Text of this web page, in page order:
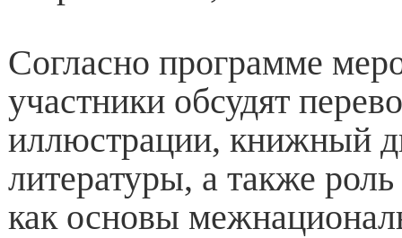
Согласно программе
участники обсудят
иллюстрации, книжный
литературы, а также
как основы